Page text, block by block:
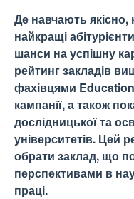
Де навчають якісно,
найкращі
шанси на успішну
рейтинг закладів
фахівцями
кампанії, а також
дослідницької та
університетів. Цей
обрати заклад, що
перспективами в
праці.